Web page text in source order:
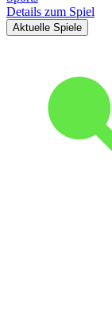
Details zum Spiel
Aktuelle Spiele